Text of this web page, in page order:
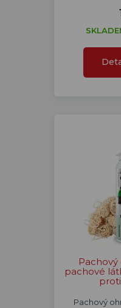
Pachový
pachové
Pachový